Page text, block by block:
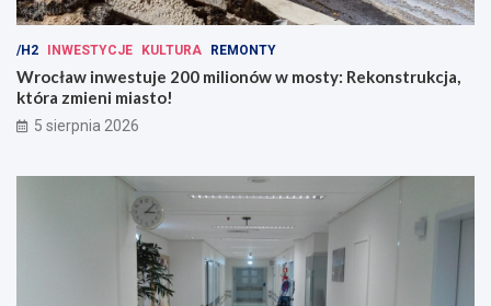
/H2 INWESTYCJE KULTURA REMONTY
Wrocław inwestuje 200 milionów w mosty: Rekonstrukcja,
która zmieni miasto!
5 sierpnia 2026